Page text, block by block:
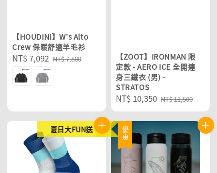
【HOUDINI】W's Alto
Crew 保暖舒適羊毛衫
Sale
price
NT$ 7,092 Regular
NT$ 7,880
【ZOOT】IRONMAN 限
定款 - AERO ICE 全開連
身三鐵衣 (男) -
STRATOS
Sale
price
NT$ 10,350 Regular
price
NT$ 11,500
夏日大FUN送 優惠